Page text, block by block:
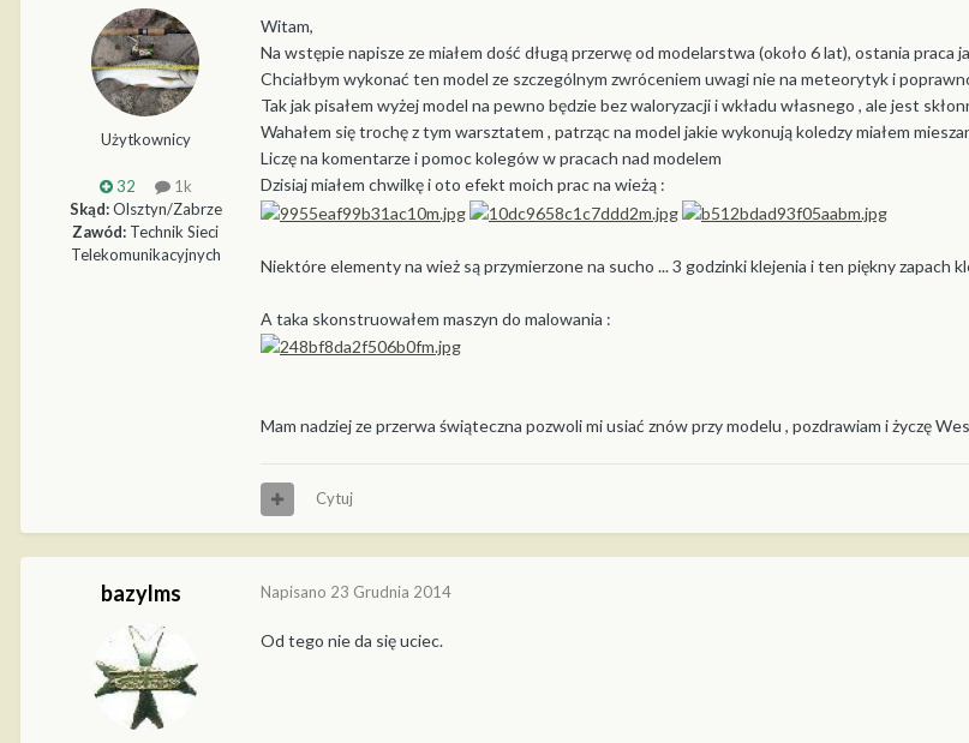
Użytkownicy
32
1k
Skąd:Olsztyn/Zabrze
Zawód: Technik Sieci
Telekomunikacyjnych
Witam,
Na wstępie napisze ze miałem dość długą przerwę od modelarstwa (około 6 lat), ostania
Chciałbym wykonać ten model ze szczególnym zwróceniem uwagi nie na meteorytyk i
Tak jak pisałem wyżej model na pewno będzie bez waloryzacji i wkładu własnego , ale jest
Wahałem się trochę z tym warsztatem , patrząc na model jakie wykonują koledzy miałem
Liczę na komentarze i pomoc kolegów w pracach nad modelem
Dzisiaj miałem chwilkę i oto efekt moich prac na wieżą :
Niektóre elementy na wież są przymierzone na sucho ... 3 godzinki klejenia i ten piękny zapach
A taka skonstruowałem maszyn do malowania :
Mam nadziej ze przerwa świąteczna pozwoli mi usiać znów przy modelu , pozdrawiam i życzę
Cytuj
bazylms Napisano 23 Grudnia 2014
Od tego nie da się uciec.